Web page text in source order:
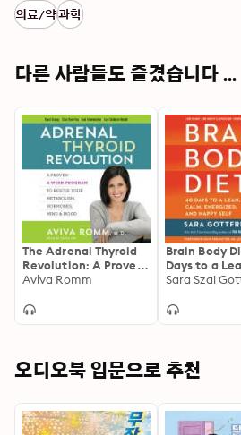
beyond her bestselling The
program is the next generation of
weight loss.
의료/약과학
다른 사람들도 즐겼습니다 ...
The Adrenal Thyroid
Revolution: A Proven
4-Week Program to
Metabolism,
Aviva Romm
Brain Body
Days to a
Energized,
Sara Szal
오디오북 입문으로 추천